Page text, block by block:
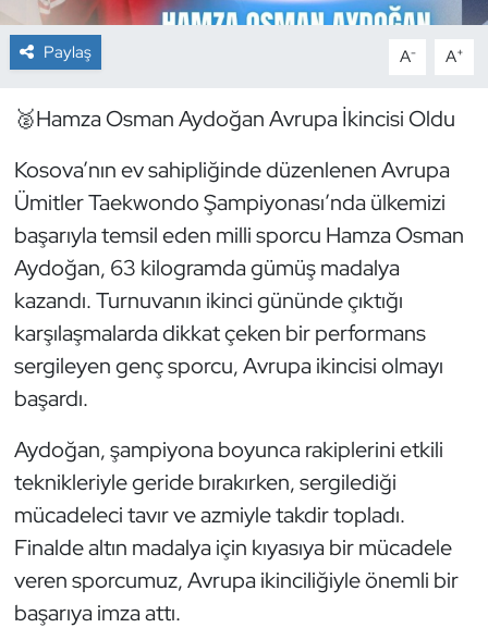
Paylaş A- A+
🥈Hamza Osman Aydoğan Avrupa İkincisi Oldu
Kosova’nın ev sahipliğinde düzenlenen Avrupa
Ümitler Taekwondo Şampiyonası’nda ülkemizi
başarıyla temsil eden milli sporcu Hamza Osman
Aydoğan, 63 kilogramda gümüş madalya
kazandı. Turnuvanın ikinci gününde çıktığı
karşılaşmalarda dikkat çeken bir performans
sergileyen genç sporcu, Avrupa ikincisi olmayı
başardı.
Aydoğan, şampiyona boyunca rakiplerini etkili
teknikleriyle geride bırakırken, sergilediği
mücadeleci tavır ve azmiyle takdir topladı.
Finalde altın madalya için kıyasıya bir mücadele
veren sporcumuz, Avrupa ikinciliğiyle önemli bir
başarıya imza attı.
Dağcılık
E-Spor
Eskrim
Futbol
Futsal
Golf
Güreş
Halter